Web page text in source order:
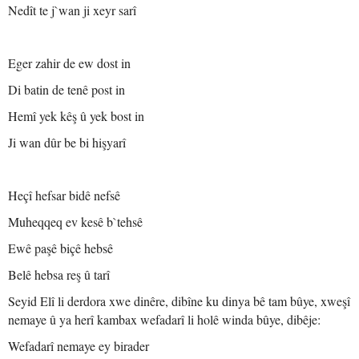
Nedît te j`wan ji xeyr sarî
Eger zahir de ew dost in
Di batin de tenê post in
Hemî yek kêş û yek bost in
Ji wan dûr be bi hişyarî
Heçî hefsar bidê nefsê
Muheqqeq ev kesê b`tehsê
Ewê paşê biçê hebsê
Belê hebsa reş û tarî
Seyid Elî li derdora xwe dinêre, dibîne ku dinya bê tam bûye, xweşî
nemaye û ya herî kambax wefadarî li holê winda bûye, dibêje:
Wefadarî nemaye ey birader